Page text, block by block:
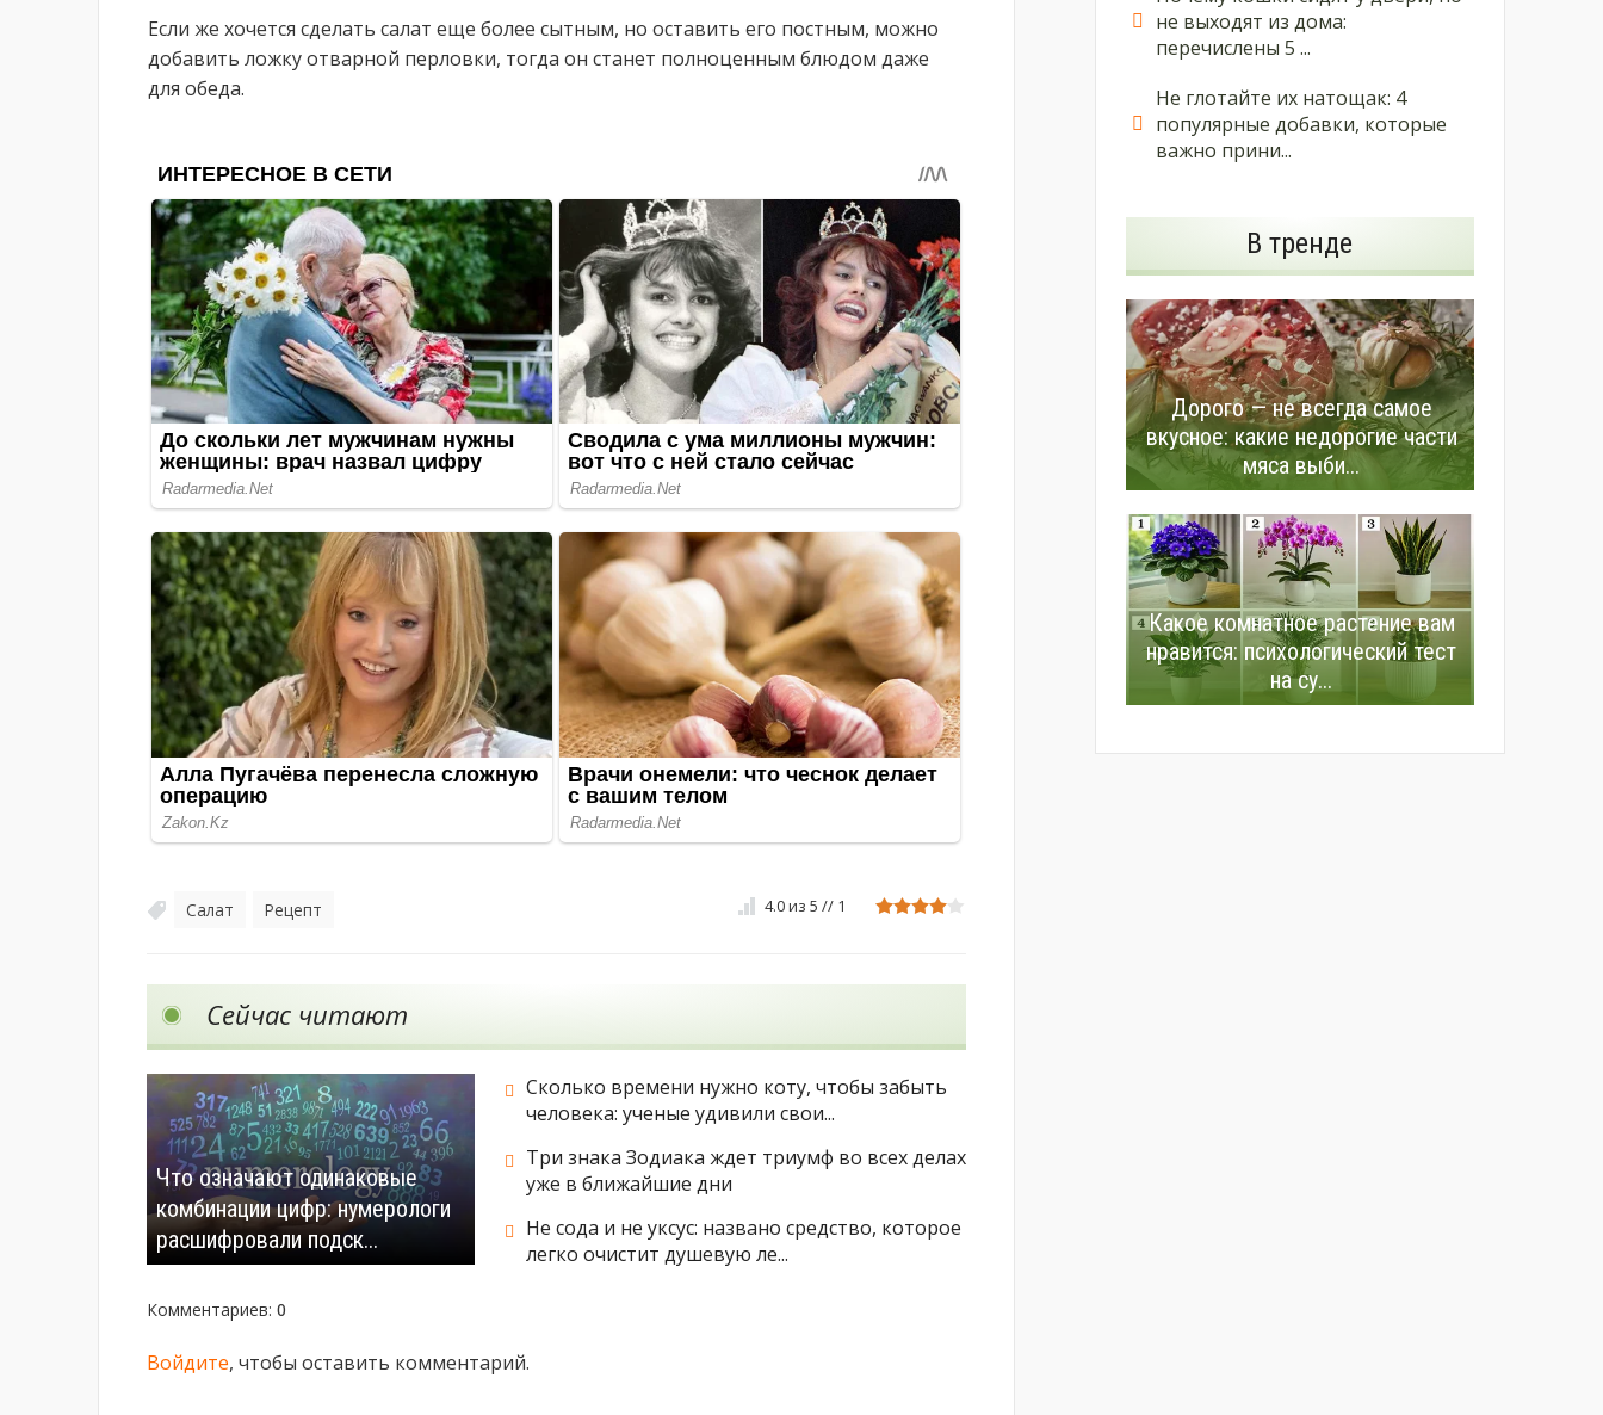
Если же хочется сделать салат еще более сытным, но оставить его постным, можно
добавить ложку отварной перловки, тогда он станет полноценным блюдом даже
для обеда.
4.0из 5 // 1
Салат Рецепт
Сейчас читают
Что означают одинаковые
комбинации цифр: нумерологи
расшифровали подск...
Сколько времени нужно коту, чтобы забыть
человека: ученые удивили свои...
Три знака Зодиака ждет триумф во всех делах
уже в ближайшие дни
Не сода и не уксус: названо средство, которое
легко очистит душевую ле...
Комментариев: 0
Войдите, чтобы оставить комментарий.
не выходят из дома:
перечислены 5 ...
Не глотайте их натощак: 4
популярные добавки, которые
важно прини...
В тренде
Дорого — не всегда самое
вкусное: какие недорогие части
мяса выби...
Какое комнатное растение вам
нравится: психологический тест
на су...